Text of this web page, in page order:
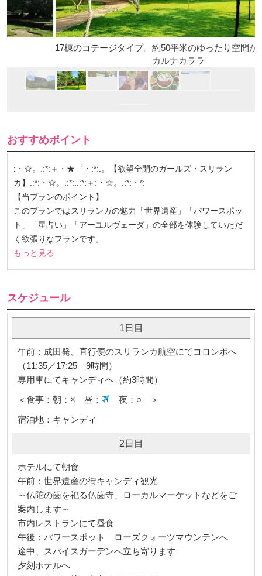
17棟のコテージタイプ。約50平米のゆったり空間が好評です
カルナカララ
おすすめポイント
:・☆。.:*:＋・★゜・:*:.。【欲望全開のガールズ・スリラン
カ】.:*:・☆。.:*:..:*:＋:・☆。.:*:・*:
【当プランのポイント】
このプランではスリランカの魅力「世界遺産」「パワースポッ
ト」「星占い」「アーユルヴェーダ」の全部を体験していただ
く欲張りなプランです。
スケジュール
1日目
午前：成田発、直行便のスリランカ航空にてコロンボへ
（11:35／17:25 9時間）
専用車にてキャンディへ（約3時間）
＜食事：朝：× 昼：
宿泊地：キャンディ
2日目
ホテルにて朝食
午前：世界遺産の街キャンディ観光
～仏陀の歯を祀る仏歯寺、ローカルマーケットなどをご
案内します～
市内レストランにて昼食
午後：パワースポット ローズクォーツマウンテンへ
途中、スパイスガーデンへ立ち寄ります